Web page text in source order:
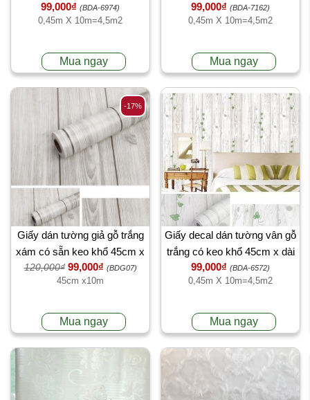
dán tường công ty, cao cấp ở
TPHCM
99,000₫ (BDA-6974)
0,45m X 10m=4,5m2
Mua ngay
bàn tủ kệ 45cm x 10m
99,000₫ (BDA-7162)
0,45m X 10m=4,5m2
Mua ngay
-17%
Giấy dán tường giả gỗ trắng
xám có sẵn keo khổ 45cm x
10 mét dài
120,000₫ 99,000₫ (BDG07)
45cm x10m
Mua ngay
Giấy decal dán tường vân gỗ
trắng có keo khổ 45cm x dài
10 mét
99,000₫ (BDA-6572)
0,45m X 10m=4,5m2
Mua ngay